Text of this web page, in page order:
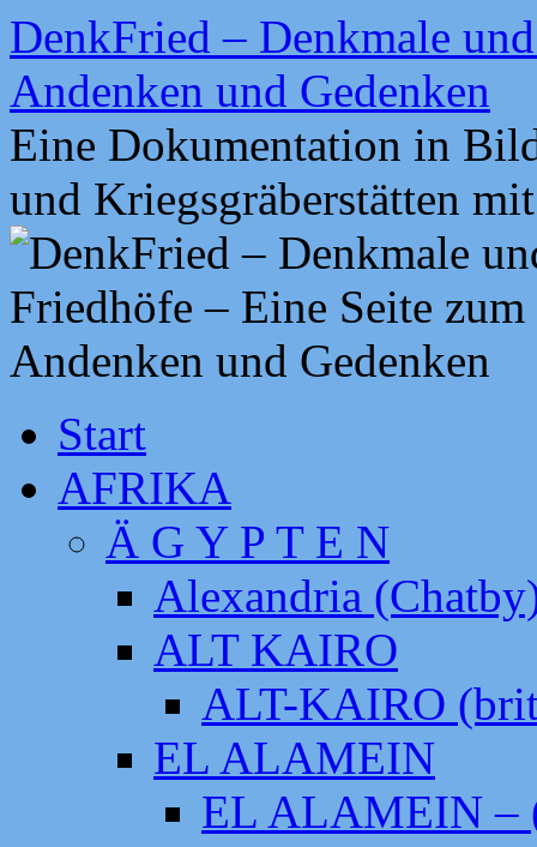
Zum
Inhalt
springen
DenkFried – Denkmale
Andenken und Gedenken
Eine Dokumentation in
und Kriegsgräberstätten
Start
AFRIKA
Ä G Y P T E N
Alexandria
ALT KAIRO
ALT-KAIRO
EL ALAMEIN
EL ALAMEIN –